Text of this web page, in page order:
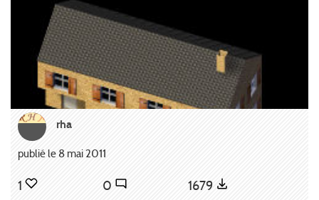
rha
publié le 8 mai 2011
1 0 1679